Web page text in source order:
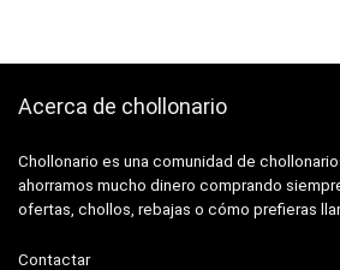
Acerca de chollonario
Chollonario es una comunidad de
ahorramos mucho dinero comprando
ofertas, chollos, rebajas o cómo prefieras
Contactar